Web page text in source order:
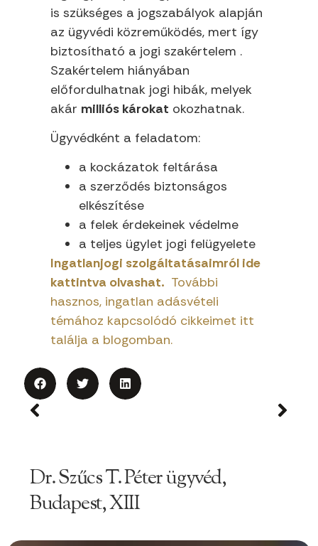
is szükséges a jogszabályok alapján
az ügyvédi közreműködés, mert így
biztosítható a jogi szakértelem .
Szakértelem hiányában
előfordulhatnak jogi hibák, melyek
akár milliós károkat okozhatnak.
Ügyvédként a feladatom:
a kockázatok feltárása
a szerződés biztonságos
elkészítése
a felek érdekeinek védelme
a teljes ügylet jogi felügyelete
Ingatlanjogi szolgáltatásaimról ide
kattintva olvashat. További
hasznos, ingatlan adásvételi
témához kapcsolódó cikkeimet itt
találja a blogomban.
Dr. Szűcs T. Péter ügyvéd,
Budapest, XIII